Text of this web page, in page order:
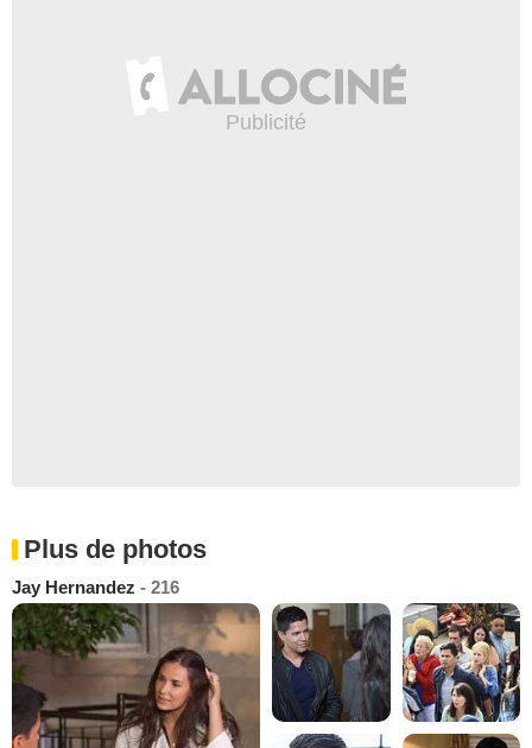
Plus de photos
Jay Hernandez - 216